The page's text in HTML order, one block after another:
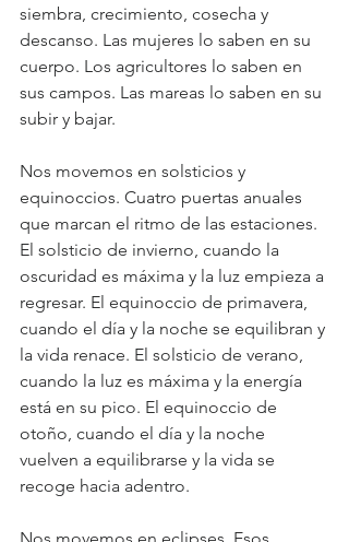
siembra, crecimiento, cosecha y
descanso. Las mujeres lo saben en su
cuerpo. Los agricultores lo saben en
sus campos. Las mareas lo saben en su
subir y bajar.
Nos movemos en solsticios y
equinoccios. Cuatro puertas anuales
que marcan el ritmo de las estaciones.
El solsticio de invierno, cuando la
oscuridad es máxima y la luz empieza a
regresar. El equinoccio de primavera,
cuando el día y la noche se equilibran y
la vida renace. El solsticio de verano,
cuando la luz es máxima y la energía
está en su pico. El equinoccio de
otoño, cuando el día y la noche
vuelven a equilibrarse y la vida se
recoge hacia adentro.